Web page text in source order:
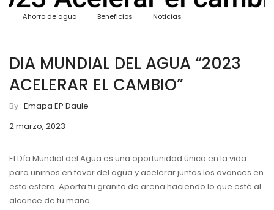
Ahorro de agua Beneficios Noticias
DIA MUNDIAL DEL AGUA “2023
ACELERAR EL CAMBIO”
By : Emapa EP Daule
2 marzo, 2023
El Día Mundial del Agua es una oportunidad única en la vida
para unirnos en favor del agua y acelerar juntos los avances en
esta esfera. Aporta tu granito de arena haciendo lo que esté al
alcance de tu mano.